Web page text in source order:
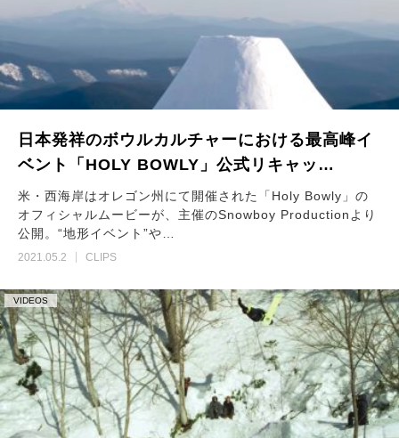
日本発祥のボウルカルチャーにおける最高峰イ
ベント「HOLY BOWLY」公式リキャッ…
米・西海岸はオレゴン州にて開催された「Holy Bowly」の
オフィシャルムービーが、主催のSnowboy Productionより
公開。“地形イベント”や…
2021.05.2 CLIPS
VIDEOS